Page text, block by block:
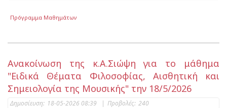
Πρόγραμμα Μαθημάτων
Ανακοίνωση της κ.Α.Σιώψη για το μάθημα
"Ειδικά Θέματα Φιλοσοφίας, Αισθητική και
Σημειολογία της Μουσικής" την 18/5/2026
Δημοσίευση: 18-05-2026 08:39 | Προβολές: 240